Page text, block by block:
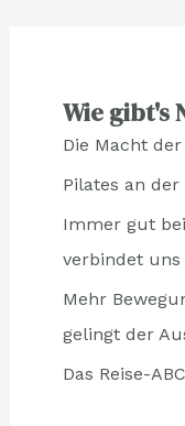
Wie gibt's
Die Macht
Pilates an der
Immer gut
verbindet
Mehr
gelingt der
Das Reise-ABC